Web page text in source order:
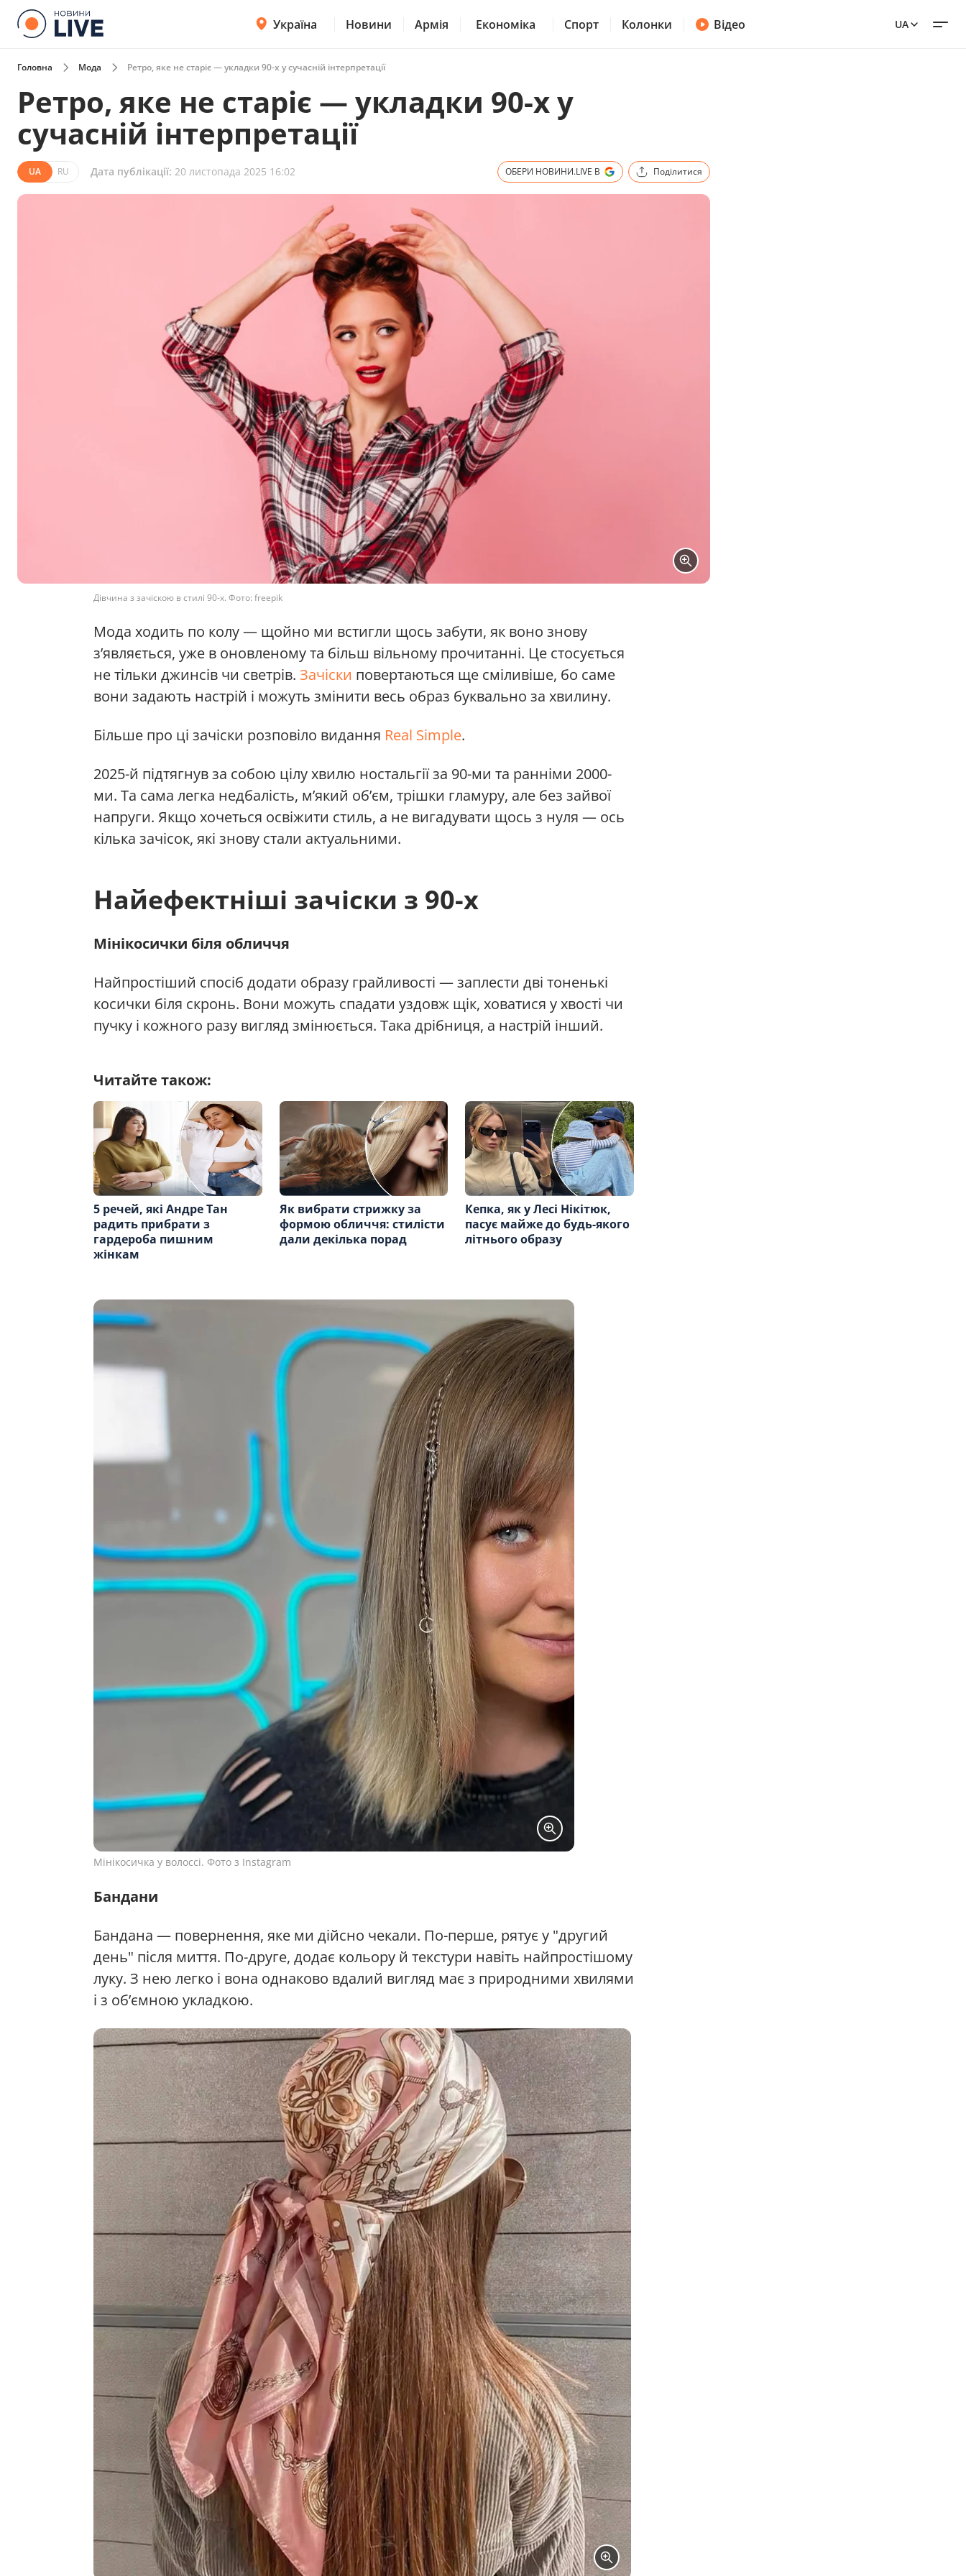
Україна Новини Армія Економіка Спорт Колонки Відео UA
Головна Мода Ретро, яке не старіє — укладки 90-х у сучасній інтерпретації
Ретро, яке не старіє — укладки 90-х у
сучасній інтерпретації
UA RU Дата публікації: 20 листопада 2025 16:02 ОБЕРИ НОВИНИ.LIVE В Поділитися
Дівчина з зачіскою в стилі 90-х. Фото: freepik
Мода ходить по колу — щойно ми встигли щось забути, як воно знову
з’являється, уже в оновленому та більш вільному прочитанні. Це стосується
не тільки джинсів чи светрів. Зачіски повертаються ще сміливіше, бо саме
вони задають настрій і можуть змінити весь образ буквально за хвилину.
Більше про ці зачіски розповіло видання Real Simple.
2025-й підтягнув за собою цілу хвилю ностальгії за 90-ми та ранніми 2000-
ми. Та сама легка недбалість, м’який об’єм, трішки гламуру, але без зайвої
напруги. Якщо хочеться освіжити стиль, а не вигадувати щось з нуля — ось
кілька зачісок, які знову стали актуальними.
Найефектніші зачіски з 90-х
Мінікосички біля обличчя
Найпростіший спосіб додати образу грайливості — заплести дві тоненькі
косички біля скронь. Вони можуть спадати уздовж щік, ховатися у хвості чи
пучку і кожного разу вигляд змінюється. Така дрібниця, а настрій інший.
Читайте також:
5 речей, які Андре Тан
радить прибрати з
гардероба пишним
жінкам
Як вибрати стрижку за
формою обличчя: стилісти
дали декілька порад
Кепка, як у Лесі Нікітюк,
пасує майже до будь-якого
літнього образу
Мінікосичка у волоссі. Фото з Instagram
Бандани
Бандана — повернення, яке ми дійсно чекали. По-перше, рятує у "другий
день" після миття. По-друге, додає кольору й текстури навіть найпростішому
луку. З нею легко і вона однаково вдалий вигляд має з природними хвилями
і з об’ємною укладкою.